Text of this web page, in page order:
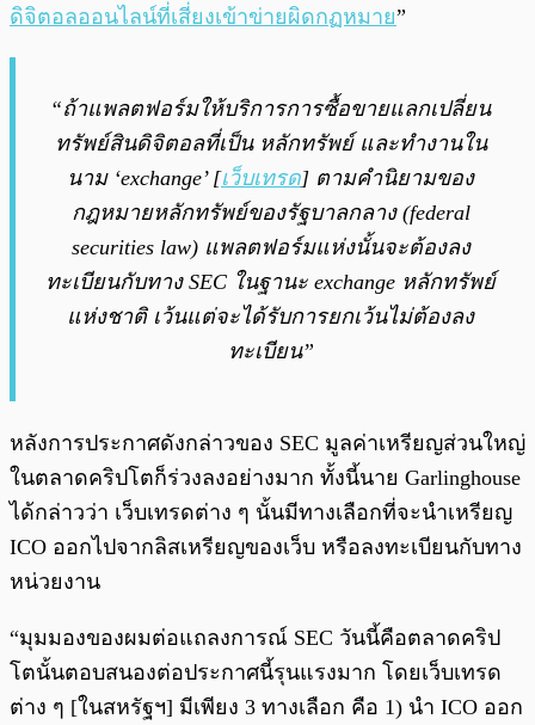
ดิจิตอลออนไลน์ที่เสี่ยงเข้าข่ายผิดกฏหมาย”
“ถ้าแพลตฟอร์มให้บริการการซื้อขายแลกเปลี่ยน
ทรัพย์สินดิจิตอลที่เป็น หลักทรัพย์ และทำงานใน
นาม ‘exchange’ [เว็บเทรด] ตามคำนิยามของ
กฎหมายหลักทรัพย์ของรัฐบาลกลาง (federal
securities law) แพลตฟอร์มแห่งนั้นจะต้องลง
ทะเบียนกับทาง SEC ในฐานะ exchange หลักทรัพย์
แห่งชาติ เว้นแต่จะได้รับการยกเว้นไม่ต้องลง
ทะเบียน”
หลังการประกาศดังกล่าวของ SEC มูลค่าเหรียญส่วนใหญ่
ในตลาดคริปโตก็ร่วงลงอย่างมาก ทั้งนี้นาย Garlinghouse
ได้กล่าวว่า เว็บเทรดต่าง ๆ นั้นมีทางเลือกที่จะนำเหรียญ
ICO ออกไปจากลิสเหรียญของเว็บ หรือลงทะเบียนกับทาง
หน่วยงาน
“มุมมองของผมต่อแถลงการณ์ SEC วันนี้คือตลาดคริป
โตนั้นตอบสนองต่อประกาศนี้รุนแรงมาก โดยเว็บเทรด
ต่าง ๆ [ในสหรัฐฯ] มีเพียง 3 ทางเลือก คือ 1) นำ ICO ออก